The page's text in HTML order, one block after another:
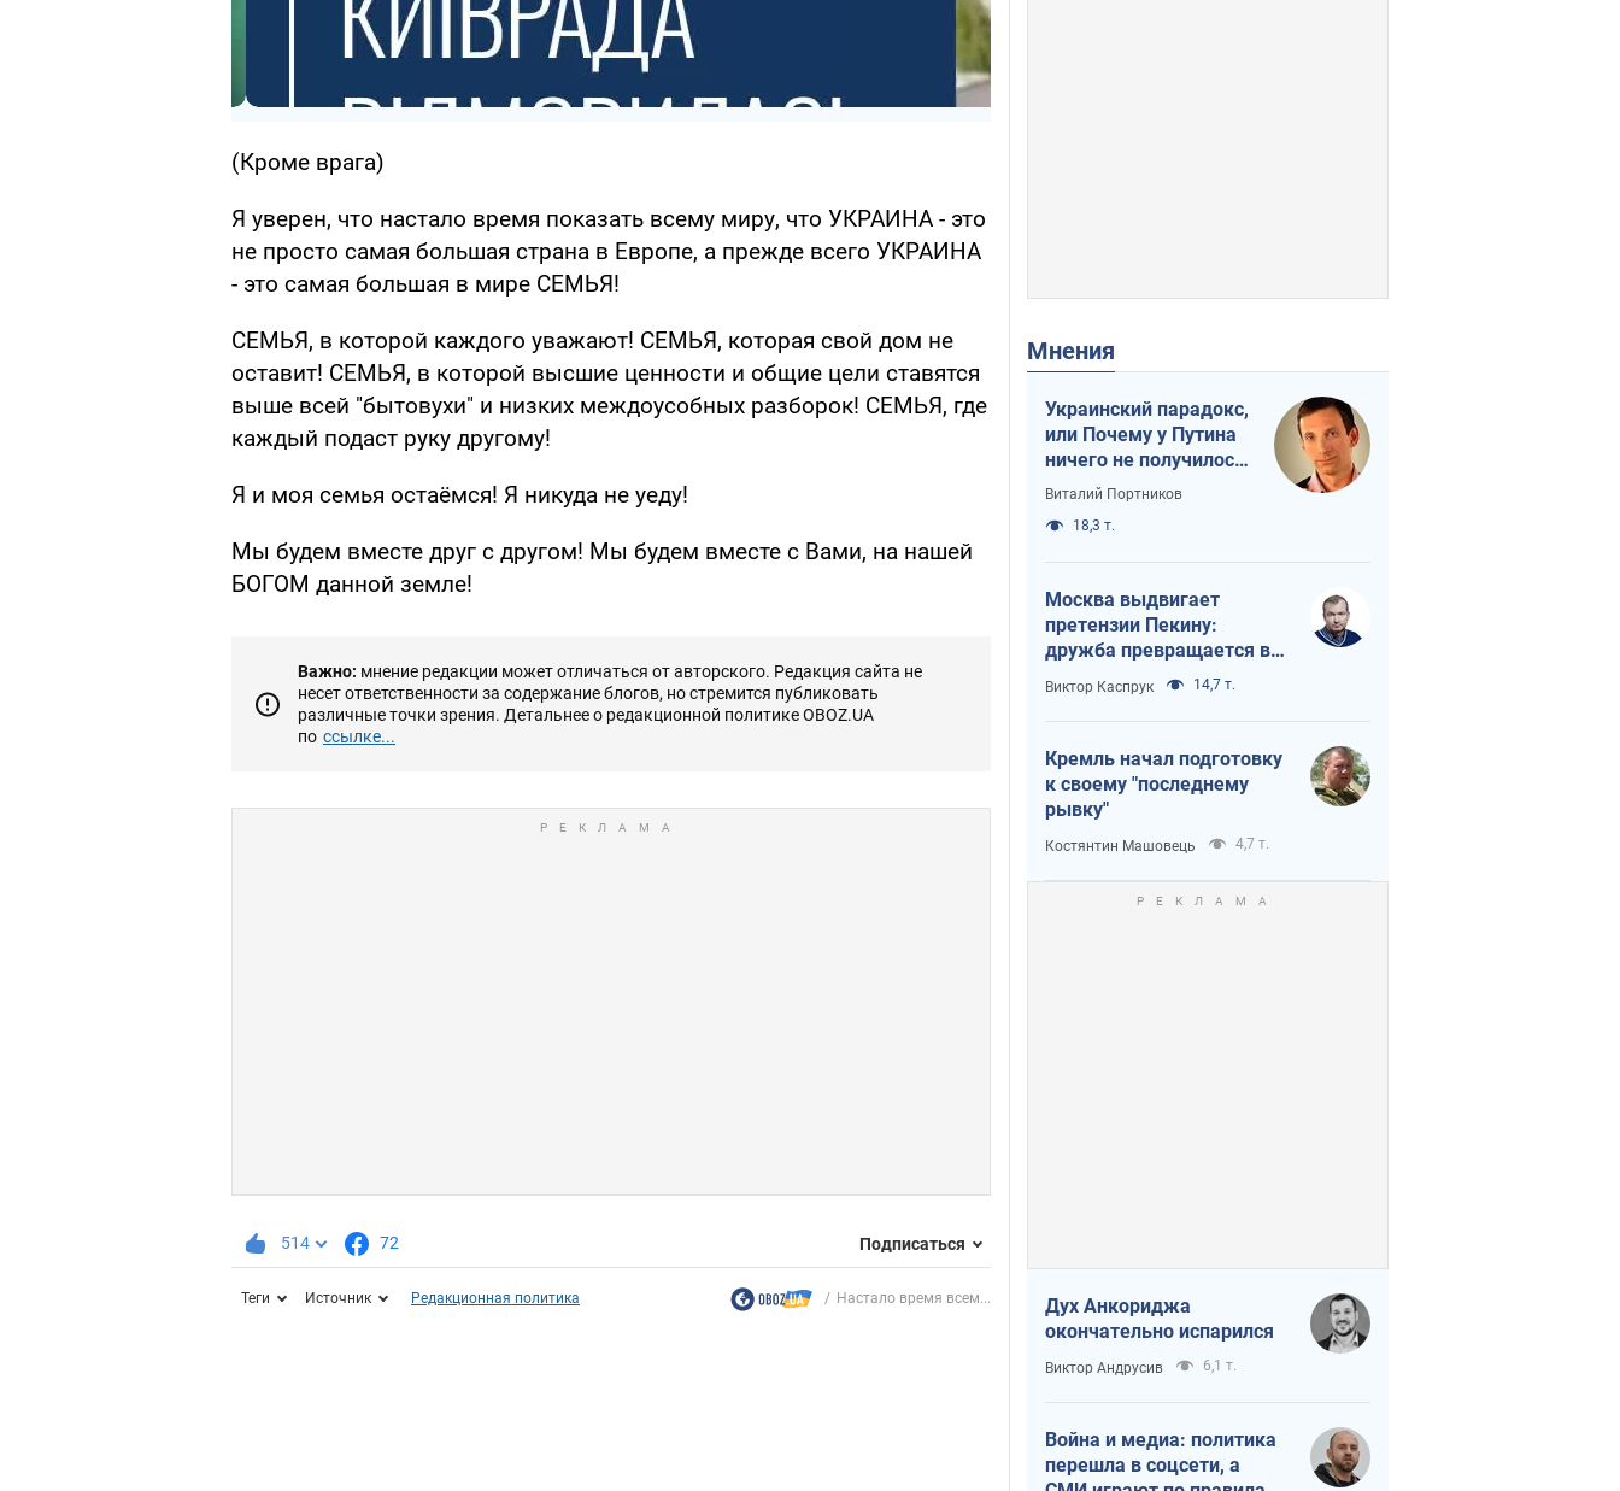
(Кроме врага)
Я уверен, что настало время показать всему миру, что УКРАИНА - это
не просто самая большая страна в Европе, а прежде всего УКРАИНА
- это самая большая в мире СЕМЬЯ!
СЕМЬЯ, в которой каждого уважают! СЕМЬЯ, которая свой дом не
оставит! СЕМЬЯ, в которой высшие ценности и общие цели ставятся
выше всей "бытовухи" и низких междоусобных разборок! СЕМЬЯ, где
каждый подаст руку другому!
Я и моя семья остаёмся! Я никуда не уеду!
Мы будем вместе друг с другом! Мы будем вместе с Вами, на нашей
БОГОМ данной земле!
Важно: мнение редакции может отличаться от авторского. Редакция сайта не
несет ответственности за содержание блогов, но стремится публиковать
различные точки зрения. Детальнее о редакционной политике OBOZ.UA
по ссылке...
514 72 Подписаться
Теги Источник Редакционная политика Настало время всем...
Мнения
Украинский парадокс,
или Почему у Путина
ничего не получилось
с Украиной
Виталий Портников
18,3 т.
Москва выдвигает
претензии Пекину:
дружба превращается в
зависимость России от
Китая
Виктор Каспрук 14,7 т.
Кремль начал подготовку
к своему "последнему
рывку"
Костянтин Машовець 4,7 т.
Дух Анкориджа
окончательно испарился
Виктор Андрусив 6,1 т.
Война и медиа: политика
перешла в соцсети, а